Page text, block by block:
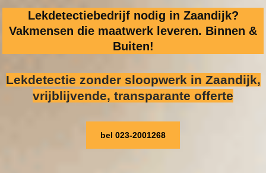
Lekdetectiebedrijf nodig in Zaandijk?
Vakmensen die maatwerk leveren. Binnen &
Buiten!
Lekdetectie zonder sloopwerk in Zaandijk,
vrijblijvende, transparante offerte
bel 023-2001268